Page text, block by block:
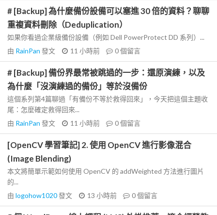
# [Backup] 為什麼備份設備可以塞進 30 倍的資料？聊聊
重複資料刪除（Deduplication）
如果你看過企業級備份設備（例如 Dell PowerProtect DD 系列）...
由 RainPan 發文 11 小時前 0個留言
# [Backup] 備份界最常被跳過的一步：還原演練，以及
為什麼「沒演練過的備份」等於沒備份
這個系列第4篇聊過「有備份不等於救得回來」，今天把這個主題收
尾：怎麼確定救得回來...
由 RainPan 發文 11 小時前 0個留言
[OpenCV 學習筆記] 2. 使用 OpenCV 進行影像混合
(Image Blending)
本文將簡單示範如何使用 OpenCV 的 addWeighted 方法進行圖片
的...
由 logohow1020發文 13 小時前 0個留言